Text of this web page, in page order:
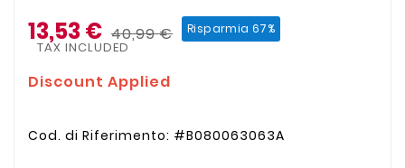
13,53 € 40,99 € Risparmia 67%
TAX INCLUDED
Discount Applied
Cod. di Riferimento: #B080063063A